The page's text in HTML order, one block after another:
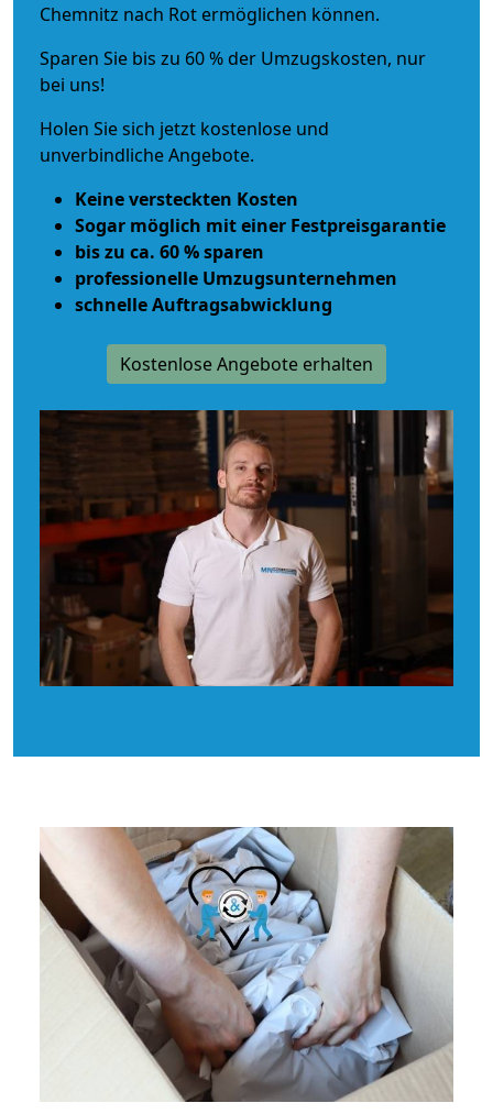
Chemnitz nach Rot ermöglichen können.
Sparen Sie bis zu 60 % der Umzugskosten, nur
bei uns!
Holen Sie sich jetzt kostenlose und
unverbindliche Angebote.
Keine versteckten Kosten
Sogar möglich mit einer Festpreisgarantie
bis zu ca. 60 % sparen
professionelle Umzugsunternehmen
schnelle Auftragsabwicklung
Kostenlose Angebote erhalten